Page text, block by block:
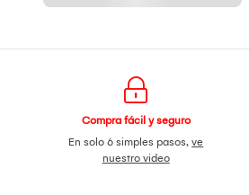
Compra fácil y seguro
En solo 6 simples pasos,ve
nuestro video